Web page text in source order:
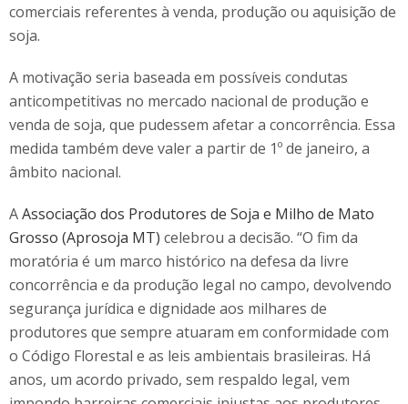
comerciais referentes à venda, produção ou aquisição de
soja.
A motivação seria baseada em possíveis condutas
anticompetitivas no mercado nacional de produção e
venda de soja, que pudessem afetar a concorrência. Essa
medida também deve valer a partir de 1º de janeiro, a
âmbito nacional.
AAssociação dos Produtores de Soja e Milho de Mato
Grosso (Aprosoja MT) celebrou a decisão. “O fim da
moratória é um marco histórico na defesa da livre
concorrência e da produção legal no campo, devolvendo
segurança jurídica e dignidade aos milhares de
produtores que sempre atuaram em conformidade com
o Código Florestal e as leis ambientais brasileiras. Há
anos, um acordo privado, sem respaldo legal, vem